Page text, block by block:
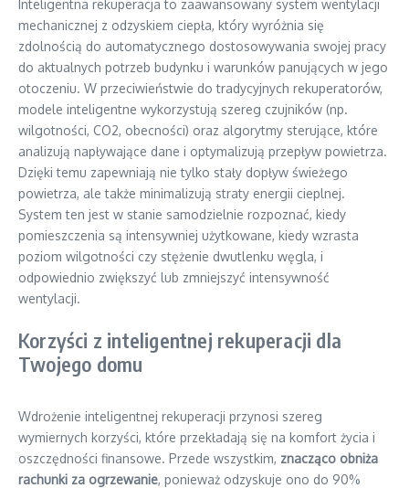
Inteligentna rekuperacja to zaawansowany system wentylacji
mechanicznej z odzyskiem ciepła, który wyróżnia się
zdolnością do automatycznego dostosowywania swojej pracy
do aktualnych potrzeb budynku i warunków panujących w jego
otoczeniu. W przeciwieństwie do tradycyjnych rekuperatorów,
modele inteligentne wykorzystują szereg czujników (np.
wilgotności, CO2, obecności) oraz algorytmy sterujące, które
analizują napływające dane i optymalizują przepływ powietrza.
Dzięki temu zapewniają nie tylko stały dopływ świeżego
powietrza, ale także minimalizują straty energii cieplnej.
System ten jest w stanie samodzielnie rozpoznać, kiedy
pomieszczenia są intensywniej użytkowane, kiedy wzrasta
poziom wilgotności czy stężenie dwutlenku węgla, i
odpowiednio zwiększyć lub zmniejszyć intensywność
wentylacji.
Korzyści z inteligentnej rekuperacji dla
Twojego domu
Wdrożenie inteligentnej rekuperacji przynosi szereg
wymiernych korzyści, które przekładają się na komfort życia i
oszczędności finansowe. Przede wszystkim, znacząco obniża
rachunki za ogrzewanie, ponieważ odzyskuje ono do 90%